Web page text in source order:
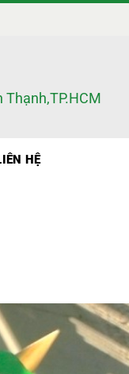
Thạnh,TP.HCM
HỆ